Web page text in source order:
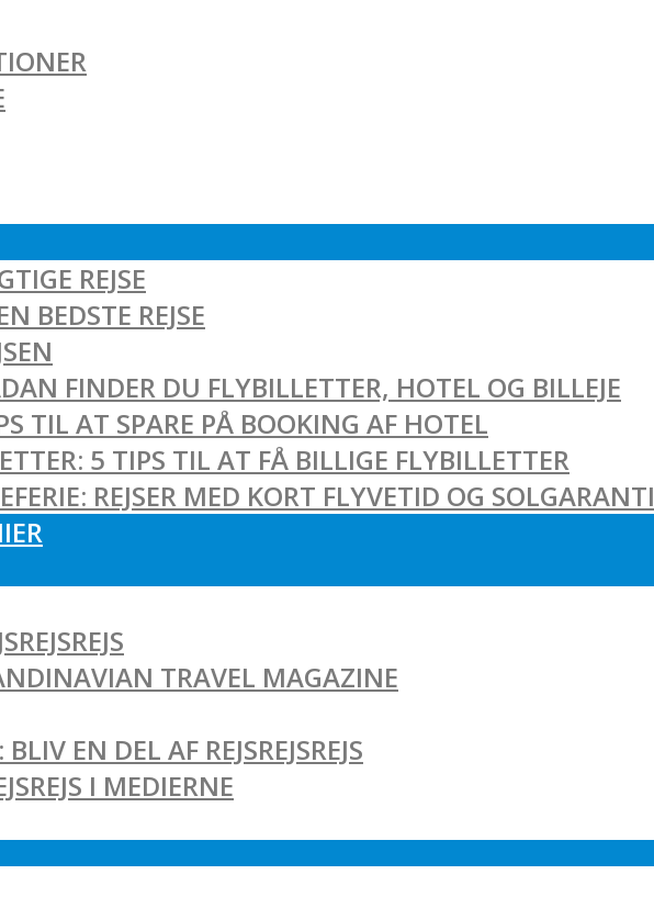
REJSE
BEDSTE REJSE
FINDER DU FLYBILLETTER, HOTEL OG BILLEJE
TIL AT SPARE PÅ BOOKING AF HOTEL
5 TIPS TIL AT FÅ BILLIGE FLYBILLETTER
REJSER MED KORT FLYVETID OG SOLGARANTI
TRAVEL MAGAZINE
EN DEL AF REJSREJSREJS
I MEDIERNE